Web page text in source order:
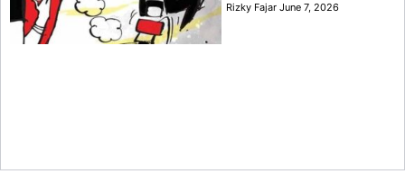
Rizky FajarJune 7, 2026